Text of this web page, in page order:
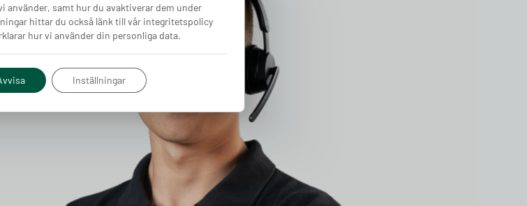
använder, samt hur du avaktiverar dem under
hittar du också länk till vår integritetspolicy
hur vi använder din personliga data.
Inställningar